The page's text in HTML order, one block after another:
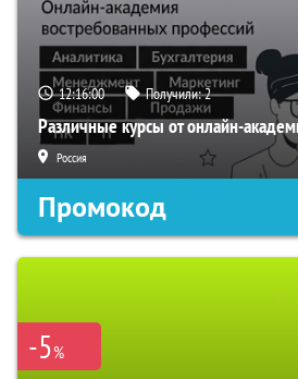
12:15:59 Получили:2
Различные курсы от онлайн-
Россия
Промокод
-5%